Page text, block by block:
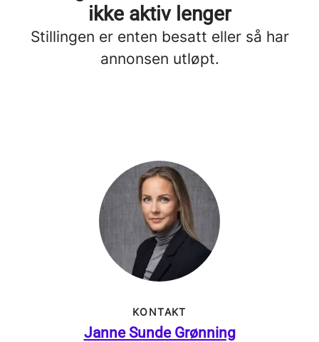
ikke aktiv lenger
Stillingen er enten besatt eller så har
annonsen utløpt.
KONTAKT
Janne Sunde Grønning